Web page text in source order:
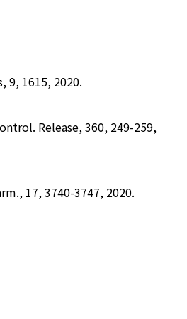
, 9, 1615, 2020.
Release, 360, 249-259,
., 17, 3740-3747, 2020.